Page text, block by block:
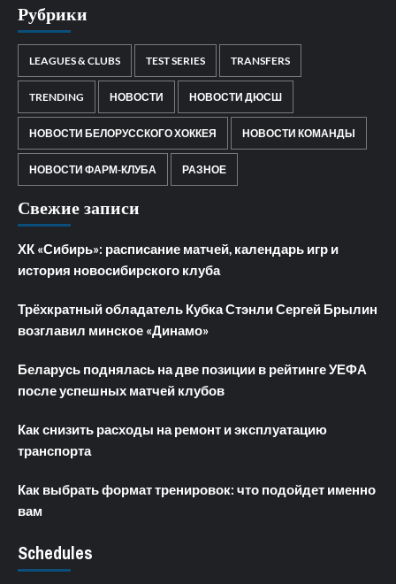
Рубрики
LEAGUES & CLUBS TEST SERIES TRANSFERS
TRENDING НОВОСТИ НОВОСТИ ДЮСШ
НОВОСТИ БЕЛОРУССКОГО ХОККЕЯ НОВОСТИ КОМАНДЫ
НОВОСТИ ФАРМ-КЛУБА РАЗНОЕ
Свежие записи
ХК «Сибирь»: расписание матчей, календарь игр и
история новосибирского клуба
Трёхкратный обладатель Кубка Стэнли Сергей Брылин
возглавил минское «Динамо»
Беларусь поднялась на две позиции в рейтинге УЕФА
после успешных матчей клубов
Как снизить расходы на ремонт и эксплуатацию
транспорта
Как выбрать формат тренировок: что подойдет именно
вам
Schedules